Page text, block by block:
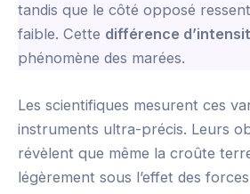
tandis que le côté opposé
faible. Cette différence
phénomène des marées.
Les scientifiques mesurent ces
instruments ultra-précis. Leurs
révèlent que même la croûte
légèrement sous l’effet des